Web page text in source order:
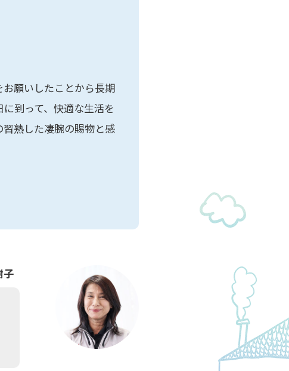
願いしたことから長期
到って、快適な生活を
熟した凄腕の賜物と感
子